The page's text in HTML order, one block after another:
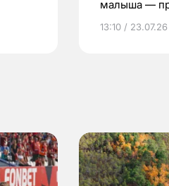
малыша —
по ОМС!
13:10 / 23.07.26